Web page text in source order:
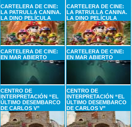
CARTELERA DE CINE:
LA PATRULLA CANINA.
LA DINO PELÍCULA
CARTELERA DE CINE:
EN MAR ABIERTO
CENTRO DE
INTERPRETACIÓN “EL
ÚLTIMO DESEMBARCO
DE CARLOS V”
CARTELERA DE CINE:
LA PATRULLA CANINA.
LA DINO PELÍCULA
CARTELERA DE CINE:
EN MAR ABIERTO
CENTRO DE
INTERPRETACIÓN “EL
ÚLTIMO DESEMBARCO
DE CARLOS V”